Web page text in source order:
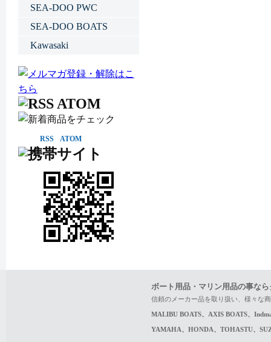
SEA-DOO PWC
SEA-DOO BOATS
Kawasaki
RSS ATOM
ボート用品・マリン用品の事な
信頼のメーカー品を取り扱い、様々な
MALIBU BOATS、AXIS BOATS、
YAMAHA、HONDA、TOHASTU、